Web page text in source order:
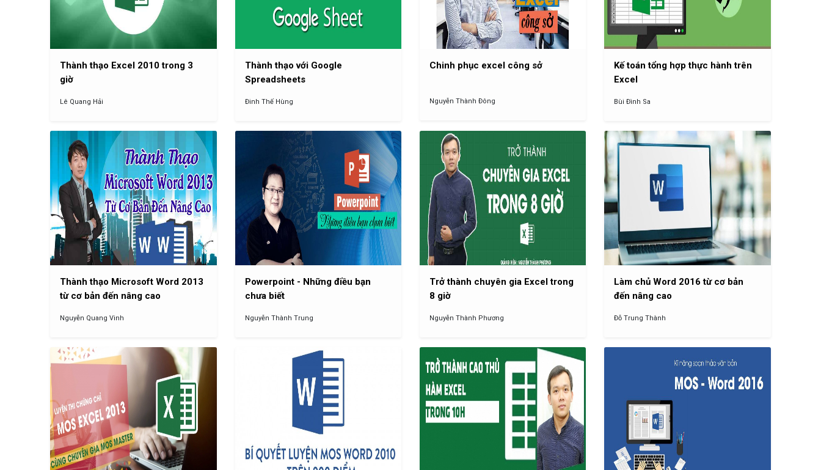
Thành thạo Excel 2010 trong 3
giờ
Lê Quang Hải
Thành thạo với Google
Spreadsheets
Đinh Thế Hùng
Chinh phục excel công sở
Nguyễn Thành Đông
Kế toán tổng hợp thực hành trên
Excel
Bùi Đình Sa
Thành thạo Microsoft Word 2013
từ cơ bản đến nâng cao
Nguyễn Quang Vinh
Powerpoint - Những điều bạn
chưa biết
Nguyễn Thành Trung
Trở thành chuyên gia Excel trong
8 giờ
Nguyễn Thành Phương
Làm chủ Word 2016 từ cơ bản
đến nâng cao
Đỗ Trung Thành